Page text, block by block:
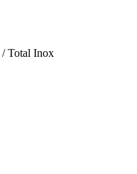
/ Total Inox